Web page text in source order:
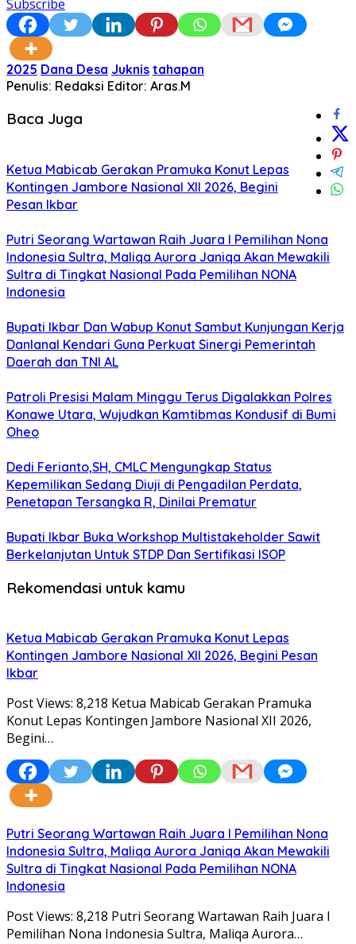
Subscribe
2025 Dana Desa Juknis tahapan
Penulis: Redaksi Editor: Aras.M
Baca Juga
Ketua Mabicab Gerakan Pramuka Konut Lepas
Kontingen Jambore Nasional XII 2026, Begini
Pesan Ikbar
Putri Seorang Wartawan ‎Raih Juara I Pemilihan Nona
Indonesia Sultra, Maliqa Aurora Janiqa Akan Mewakili
Sultra di Tingkat Nasional Pada Pemilihan NONA
Indonesia
Bupati Ikbar Dan Wabup Konut Sambut Kunjungan Kerja
Danlanal Kendari Guna Perkuat Sinergi Pemerintah
Daerah dan TNI AL
Patroli Presisi Malam Minggu Terus Digalakkan Polres
Konawe Utara, Wujudkan Kamtibmas Kondusif di Bumi
Oheo
Dedi Ferianto,SH, CMLC Mengungkap Status
Kepemilikan Sedang Diuji di Pengadilan Perdata,
Penetapan Tersangka R, Dinilai Prematur
Bupati Ikbar Buka Workshop Multistakeholder Sawit
Berkelanjutan Untuk STDP Dan Sertifikasi ISOP
Rekomendasi untuk kamu
Ketua Mabicab Gerakan Pramuka Konut Lepas
Kontingen Jambore Nasional XII 2026, Begini Pesan
Ikbar
Post Views: 8,218 Ketua Mabicab Gerakan Pramuka
Konut Lepas Kontingen Jambore Nasional XII 2026,
Begini…
Putri Seorang Wartawan ‎Raih Juara I Pemilihan Nona
Indonesia Sultra, Maliqa Aurora Janiqa Akan Mewakili
Sultra di Tingkat Nasional Pada Pemilihan NONA
Indonesia
Post Views: 8,218 Putri Seorang Wartawan ‎Raih Juara I
Pemilihan Nona Indonesia Sultra, Maliqa Aurora…